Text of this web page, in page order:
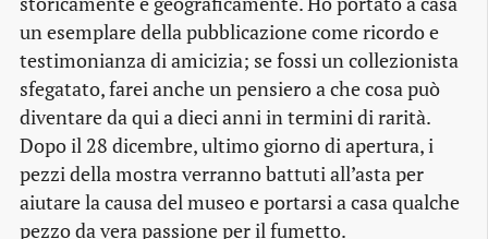
un esemplare della pubblicazione come ricordo e
testimonianza di amicizia; se fossi un collezionista
sfegatato, farei anche un pensiero a che cosa può
diventare da qui a dieci anni in termini di rarità.
Dopo il 28 dicembre, ultimo giorno di apertura, i
pezzi della mostra verranno battuti all’asta per
aiutare la causa del museo e portarsi a casa qualche
pezzo da vera passione per il fumetto.